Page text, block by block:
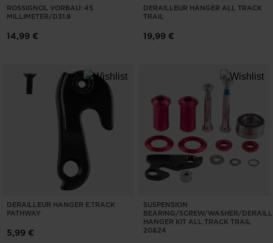
ROSSIGNOL VORBAU: 45
MILLIMETER/D31.8
14,99 €
DERAILLEUR HANGER ALL TRACK
TRAIL
19,99 €
DERAILLEUR HANGER E.TRACK
PATHWAY
5,99 €
SUSPENSION
BEARING/SCREW/WASHER/
HANGER KIT ALL TRACK TRAIL
20&24